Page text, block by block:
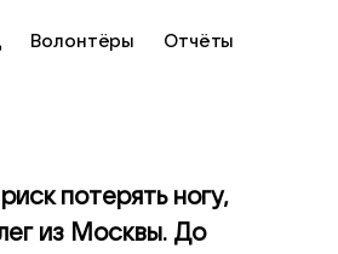
Волонтёры Отчёты
потерять ногу,
из Москвы. До